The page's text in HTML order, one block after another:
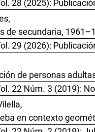
28 (2025):
de secundaria,
29 (2026):
de personas
22 Núm. 3 (2019):
en contexto